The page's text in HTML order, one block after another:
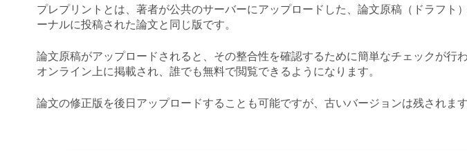
プレプリントとは、著者が公共のサーバーにアップロードした、論文原稿（ドラフト
ーナルに投稿された論文と同じ版です。
論文原稿がアップロードされると、その整合性を確認するために簡単なチェックが行
オンライン上に掲載され、誰でも無料で閲覧できるようになります。
論文の修正版を後日アップロードすることも可能ですが、古いバージョンは残されます